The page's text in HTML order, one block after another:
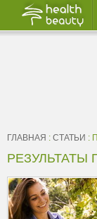
ГЛАВНАЯ : СТАТЬИ :
РЕЗУЛЬТАТЫ